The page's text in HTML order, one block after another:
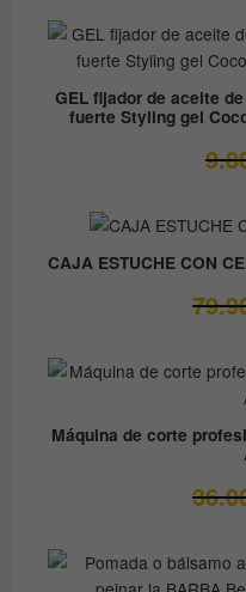
GEL fijador de aceite
fuerte Styling gel
CAJA ESTUCHE CON
Máquina de corte